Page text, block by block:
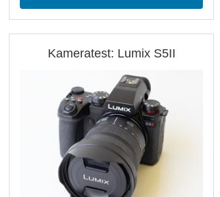
Kameratest: Lumix S5II